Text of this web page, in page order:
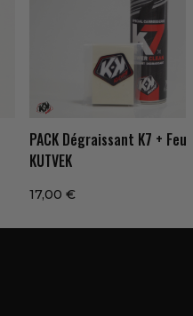
PACK Dégraissant K7 +
KUTVEK
17,00 €